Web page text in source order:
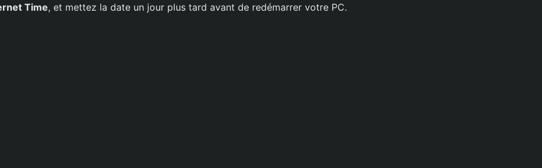
Time, et mettez la date un jour plus tard avant de redémarrer votre PC.